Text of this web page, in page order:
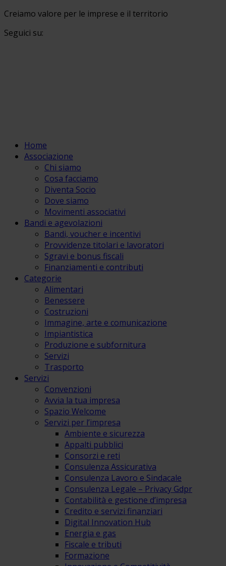
Creiamo valore per le imprese e il territorio
Seguici su:
Home
Associazione
Chi siamo
Cosa facciamo
Diventa Socio
Dove siamo
Movimenti associativi
Bandi e agevolazioni
Bandi, voucher e incentivi
Provvidenze titolari e lavoratori
Sgravi e bonus fiscali
Finanziamenti e contributi
Categorie
Alimentari
Benessere
Costruzioni
Immagine, arte e comunicazione
Impiantistica
Produzione e subfornitura
Servizi
Trasporto
Servizi
Convenzioni
Avvia la tua impresa
Spazio Welcome
Servizi per l’impresa
Ambiente e sicurezza
Appalti pubblici
Consorzi e reti
Consulenza Assicurativa
Consulenza Lavoro e Sindacale
Consulenza Legale – Privacy Gdpr
Contabilità e gestione d’impresa
Credito e servizi finanziari
Digital Innovation Hub
Energia e gas
Fiscale e tributi
Formazione